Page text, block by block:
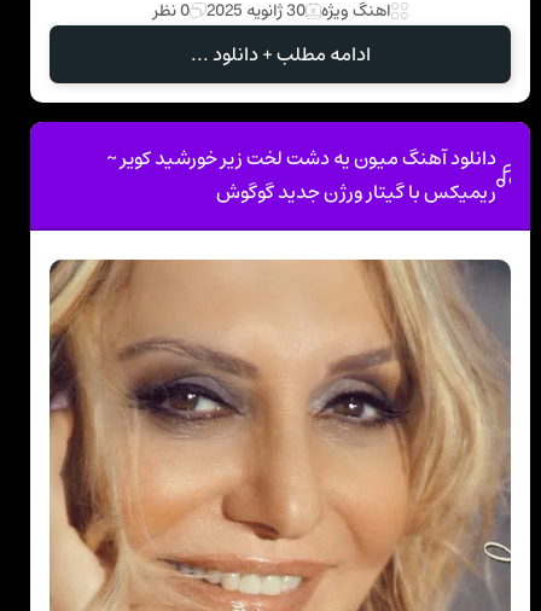
اهنگ ویژه 30 ژانویه 2025 0 نظر
ادامه مطلب + دانلود ...
دانلود آهنگ میون یه دشت لخت زیر خورشید کویر ~
ریمیکس با گیتار ورژن جدید گوگوش